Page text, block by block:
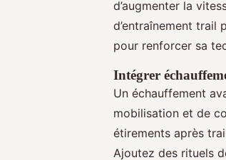
d’augmenter la
d’entraînement trail
pour renforcer sa
Intégrer
Un échauffement
mobilisation et de
étirements après
Ajoutez des rituels